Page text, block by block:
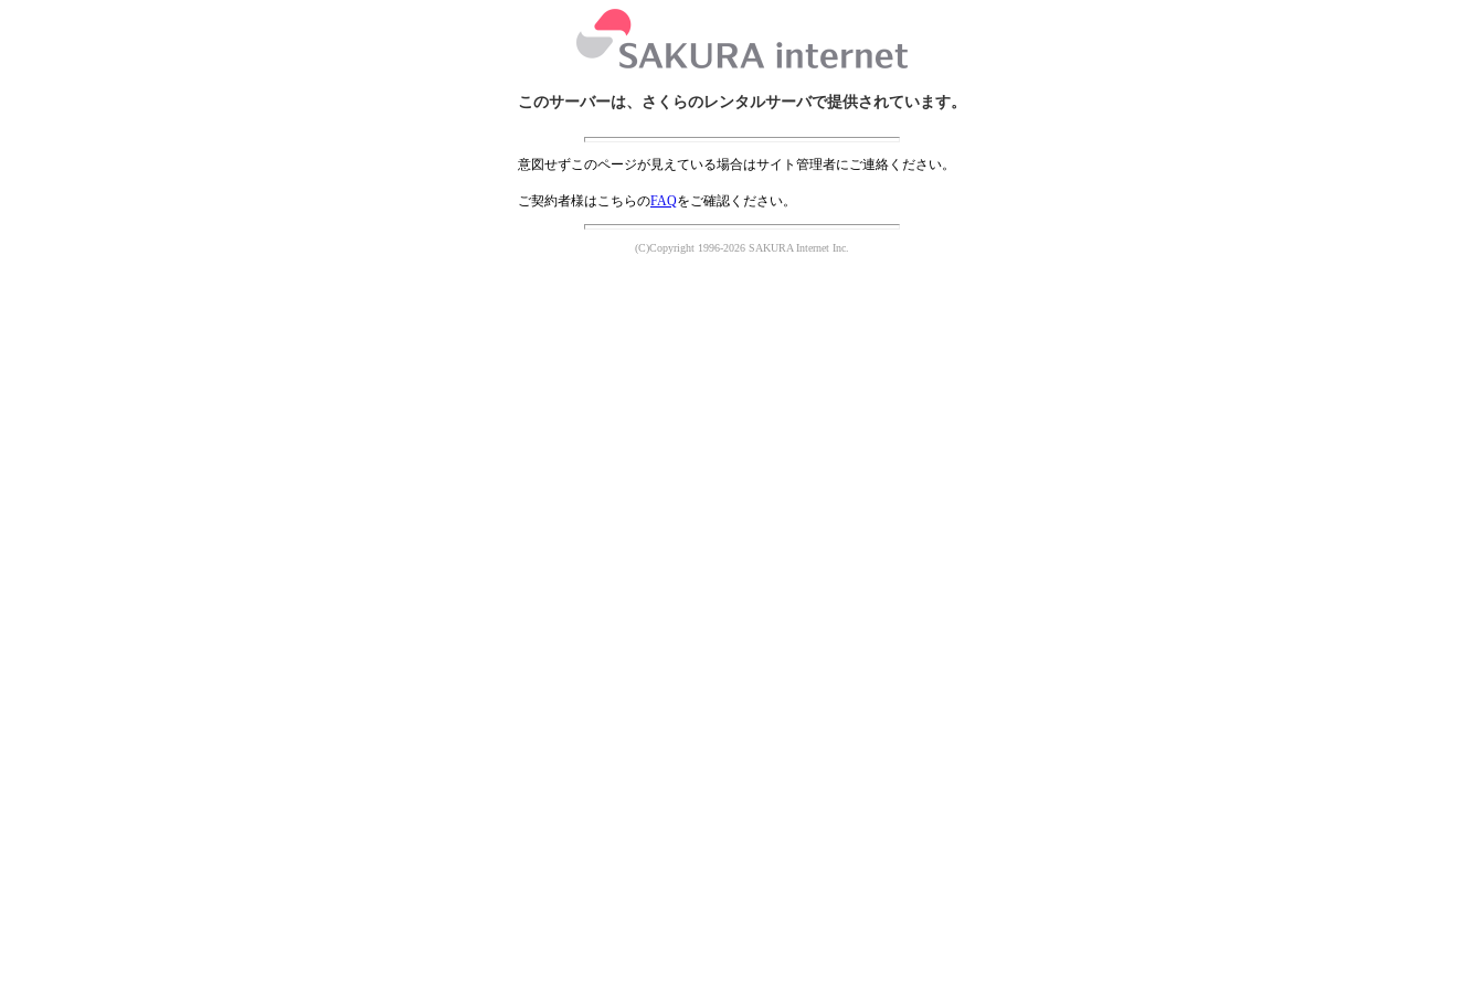
このサーバーは、さくらのレンタルサーバで提供されています。
意図せずこのページが見えている場合はサイト管理者にご連絡ください。
ご契約者様はこちらのFAQをご確認ください。
(C)Copyright 1996-2026 SAKURA Internet Inc.